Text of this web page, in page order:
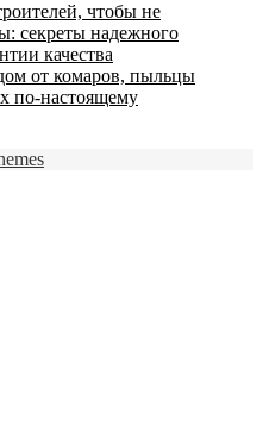
чтобы не
секреты надежного
качества
от комаров, пыльцы
по-настоящему